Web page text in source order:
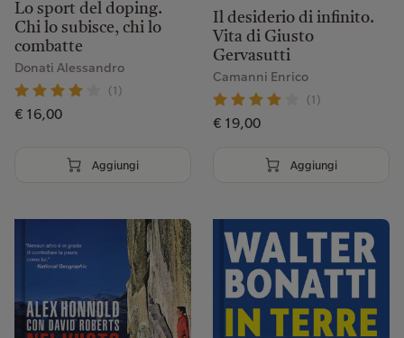
Lo sport del doping.
Chi lo subisce, chi lo
combatte
Donati Alessandro
(1)
€ 16,00
Aggiungi
Il desiderio di infinito.
Vita di Giusto
Gervasutti
Camanni Enrico
(1)
€ 19,00
Aggiungi